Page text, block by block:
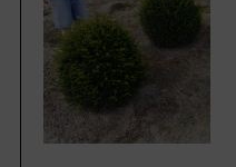
alle
Informationen zu den
Wurzelverpackungen
Rückschnitt
Generell ist die Taxus